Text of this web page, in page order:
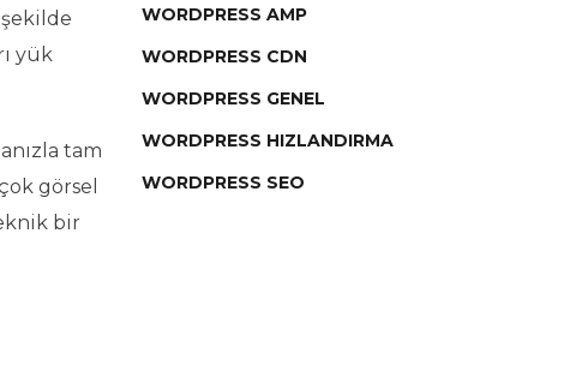
yük
tam
görsel
bir
WORDPRESS AMP
WORDPRESS CDN
WORDPRESS GENEL
WORDPRESS HIZLANDIRMA
WORDPRESS SEO